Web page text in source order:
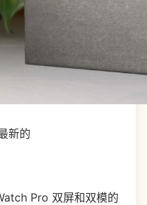
新的
Pro 双屏和双模的